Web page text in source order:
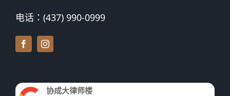
电话：(437) 990-0999
协成大律师楼